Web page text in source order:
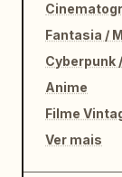
Sem
Fantasia /
Cyberpunk
Anime
Filme
Ver mais